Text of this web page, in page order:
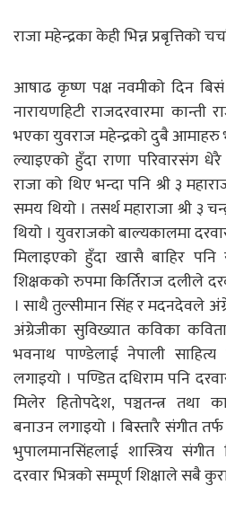
राजा महेन्द्रका केही भिन्न प्रबृत्तिको
आषाढ कृष्ण पक्ष नवमीको दिन
नारायणहिटी राजदरवारमा कान्ती
भएका युवराज महेन्द्रको दुबै आमाहरु
ल्याइएको हुँदा राणा परिवारसंग
राजा को थिए भन्दा पनि श्री ३
समय थियो । तसर्थ महाराजा श्री ३
थियो । युवराजको बाल्यकालमा दरवार
मिलाइएको हुँदा खासै बाहिर पनि
शिक्षकको रुपमा किर्तिराज दलीले
। साथै तुल्सीमान सिंह र मदनदेवले
अंग्रेजीका सुविख्यात कविका
भवनाथ पाण्डेलाई नेपाली
लगाइयो । पण्डित दधिराम पनि
मिलेर हितोपदेश, पञ्चतन्त्र तथा
बनाउन लगाइयो । बिस्तारै संगीत
भुपालमानसिंहलाई शास्त्रिय
दरवार भित्रको सम्पूर्ण शिक्षाले सबै